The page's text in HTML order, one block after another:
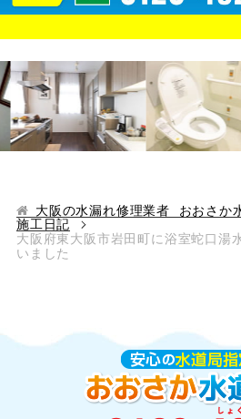
大阪の水漏れ修理業者 おおさか
施工日記
大阪府東大阪市岩田町に浴室蛇口湯
いました